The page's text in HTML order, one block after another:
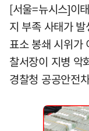
[서울=뉴시스]이
지 부족 사태가
표소 봉쇄 시위가
찰서장이 지병 악
경찰청 공공안전